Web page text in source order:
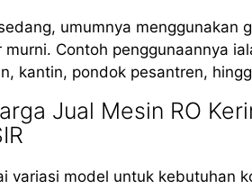
umumnya menggunakan
Contoh penggunaannya
kantin, pondok pesantren,
Jual Mesin RO
variasi model untuk kebutuhan